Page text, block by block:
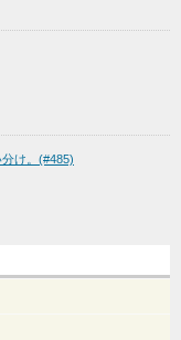
分け。(#485)